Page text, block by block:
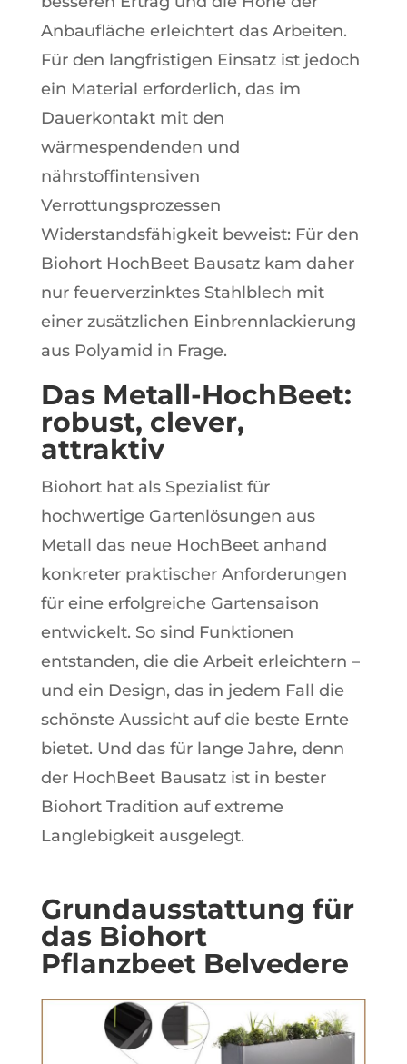
Anbaufläche erleichtert das Arbeiten.
Für den langfristigen Einsatz ist jedoch
ein Material erforderlich, das im
Dauerkontakt mit den
wärmespendenden und
nährstoffintensiven
Verrottungsprozessen
Widerstandsfähigkeit beweist: Für den
Biohort HochBeet Bausatz kam daher
nur feuerverzinktes Stahlblech mit
einer zusätzlichen Einbrennlackierung
aus Polyamid in Frage.
Das Metall-HochBeet:
robust, clever,
attraktiv
Biohort hat als Spezialist für
hochwertige Gartenlösungen aus
Metall das neue HochBeet anhand
konkreter praktischer Anforderungen
für eine erfolgreiche Gartensaison
entwickelt. So sind Funktionen
entstanden, die die Arbeit erleichtern –
und ein Design, das in jedem Fall die
schönste Aussicht auf die beste Ernte
bietet. Und das für lange Jahre, denn
der HochBeet Bausatz ist in bester
Biohort Tradition auf extreme
Langlebigkeit ausgelegt.
Grundausstattung für
das Biohort
Pflanzbeet Belvedere